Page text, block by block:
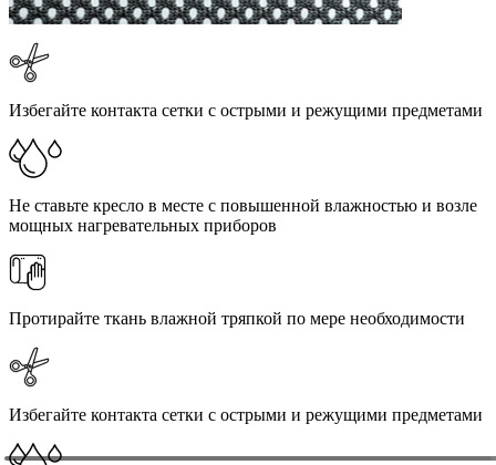
Избегайте контакта сетки с острыми и режущими предметами
Не ставьте кресло в месте с повышенной влажностью и возле
мощных нагревательных приборов
Протирайте ткань влажной тряпкой по мере необходимости
Избегайте контакта сетки с острыми и режущими предметами